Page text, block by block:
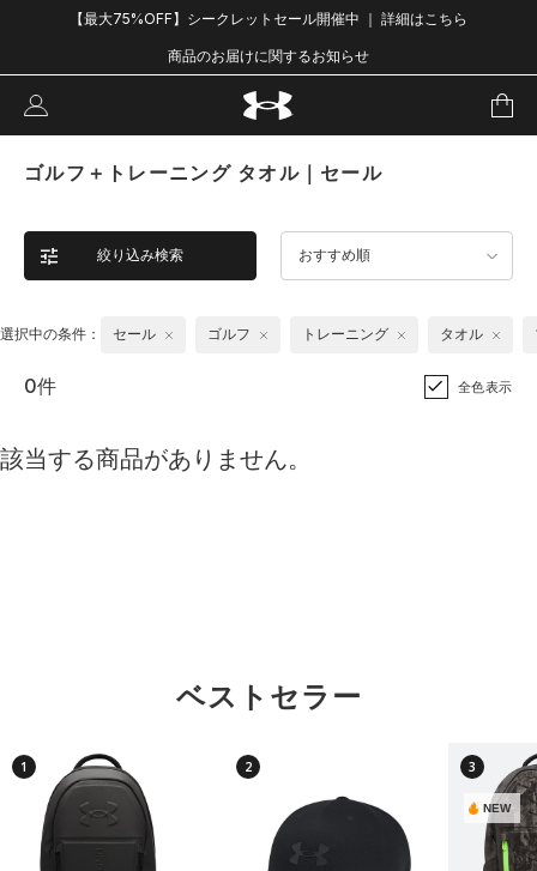
【最大75%OFF】シークレットセール開催中 ｜ 詳細はこちら
商品のお届けに関するお知らせ
ゴルフ＋トレーニング タオル｜セール
絞り込み検索 おすすめ順
選択中の条件： セール ゴルフ トレーニング タオル
0件 全色表示
該当する商品がありません。
ベストセラー
1 2 3
NEW